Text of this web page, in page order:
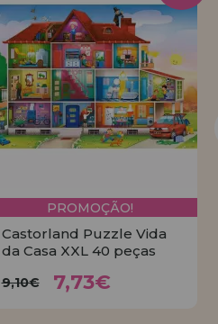
PROMOÇÃO!
Castorland Puzzle Vida
da Casa XXL 40 peças
9,10€ 7,73€